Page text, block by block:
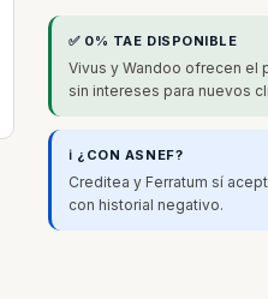
✅ 0% TAE DISPONIBLE
Vivus y Wandoo ofrecen el
sin intereses para nuevos
ℹ️ ¿CON ASNEF?
Creditea y Ferratum sí
con historial negativo.